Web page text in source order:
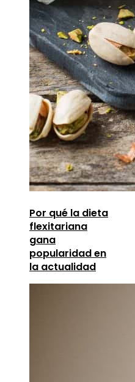
Por qué la dieta
flexitariana
gana
popularidad en
la actualidad